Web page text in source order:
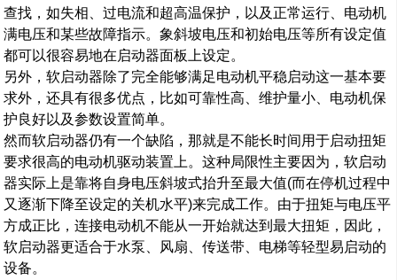
查找，如失相、过电流和超高温保护，以及正常运行、电动机
满电压和某些故障指示。象斜坡电压和初始电压等所有设定值
都可以很容易地在启动器面板上设定。
另外，软启动器除了完全能够满足电动机平稳启动这一基本要
求外，还具有很多优点，比如可靠性高、维护量小、电动机保
护良好以及参数设置简单。
然而软启动器仍有一个缺陷，那就是不能长时间用于启动扭矩
要求很高的电动机驱动装置上。这种局限性主要因为，软启动
器实际上是靠将自身电压斜坡式抬升至最大值(而在停机过程中
又逐渐下降至设定的关机水平)来完成工作。由于扭矩与电压平
方成正比，连接电动机不能从一开始就达到最大扭矩，因此，
软启动器更适合于水泵、风扇、传送带、电梯等轻型易启动的
设备。